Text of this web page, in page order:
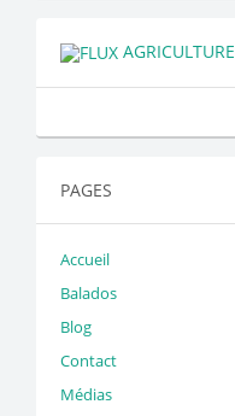
AGRICULTURE
PAGES
Accueil
Balados
Blog
Contact
Médias